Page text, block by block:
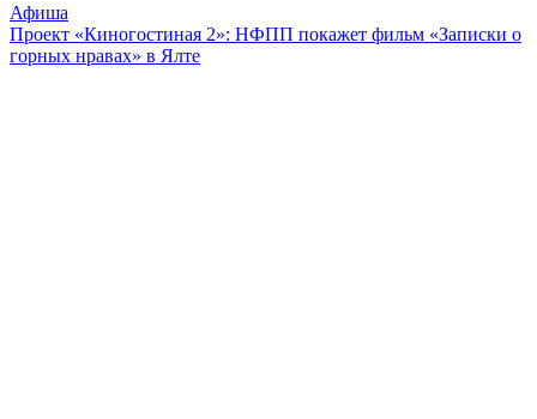
Афиша
Проект «Киногостиная 2»: НФПП покажет фильм «Записки о
горных нравах» в Ялте